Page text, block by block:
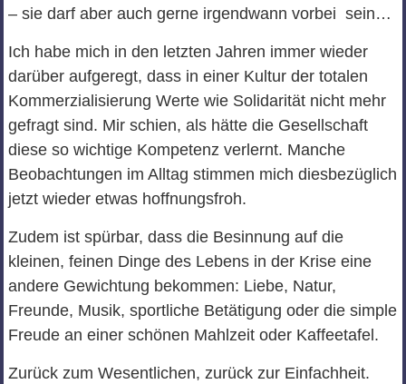
– sie darf aber auch gerne irgendwann vorbei sein…
Ich habe mich in den letzten Jahren immer wieder
darüber aufgeregt, dass in einer Kultur der totalen
Kommerzialisierung Werte wie Solidarität nicht mehr
gefragt sind. Mir schien, als hätte die Gesellschaft
diese so wichtige Kompetenz verlernt. Manche
Beobachtungen im Alltag stimmen mich diesbezüglich
jetzt wieder etwas hoffnungsfroh.
Zudem ist spürbar, dass die Besinnung auf die
kleinen, feinen Dinge des Lebens in der Krise eine
andere Gewichtung bekommen: Liebe, Natur,
Freunde, Musik, sportliche Betätigung oder die simple
Freude an einer schönen Mahlzeit oder Kaffeetafel.
Zurück zum Wesentlichen, zurück zur Einfachheit.